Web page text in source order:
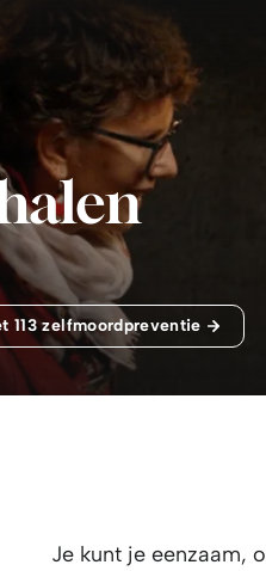
113 zelfmoordpreventie
Je kunt je eenzaam,